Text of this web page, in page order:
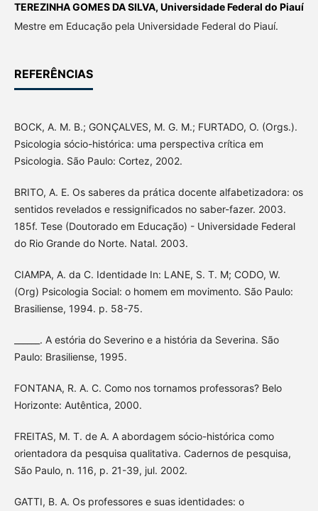
TEREZINHA GOMES DA SILVA, Universidade Federal do Piauí
Mestre em Educação pela Universidade Federal do Piauí.
REFERÊNCIAS
BOCK, A. M. B.; GONÇALVES, M. G. M.; FURTADO, O. (Orgs.).
Psicologia sócio-histórica: uma perspectiva crítica em
Psicologia. São Paulo: Cortez, 2002.
BRITO, A. E. Os saberes da prática docente alfabetizadora: os
sentidos revelados e ressignificados no saber-fazer. 2003.
185f. Tese (Doutorado em Educação) - Universidade Federal
do Rio Grande do Norte. Natal. 2003.
CIAMPA, A. da C. Identidade In: LANE, S. T. M; CODO, W.
(Org) Psicologia Social: o homem em movimento. São Paulo:
Brasiliense, 1994. p. 58-75.
______. A estória do Severino e a história da Severina. São
Paulo: Brasiliense, 1995.
FONTANA, R. A. C. Como nos tornamos professoras? Belo
Horizonte: Autêntica, 2000.
FREITAS, M. T. de A. A abordagem sócio-histórica como
orientadora da pesquisa qualitativa. Cadernos de pesquisa,
São Paulo, n. 116, p. 21-39, jul. 2002.
GATTI, B. A. Os professores e suas identidades: o